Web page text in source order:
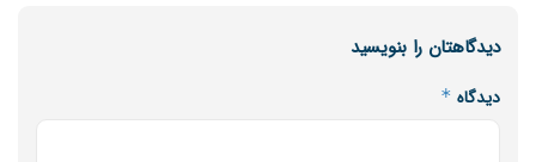
دیدگاهتان را بنویسید
دیدگاه *